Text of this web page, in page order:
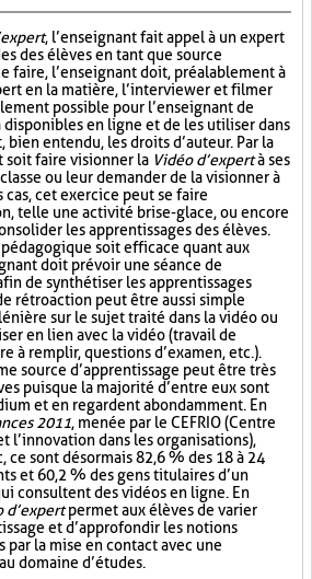
, l’enseignant fait appel à un expert
des élèves en tant que source
faire, l’enseignant doit, préalablement à
en la matière, l’interviewer et filmer
possible pour l’enseignant de
en ligne et de les utiliser dans
bien entendu, les droits d’auteur. Par la
soit faire visionner la Vidéo d’expertà ses
ou leur demander de la visionner à
cas, cet exercice peut se faire
telle une activité brise-glace, ou encore
les apprentissages des élèves.
soit efficace quant aux
doit prévoir une séance de
de synthétiser les apprentissages
rétroaction peut être aussi simple
sur le sujet traité dans la vidéo ou
en lien avec la vidéo (travail de
à remplir, questions d’examen, etc.).
source d’apprentissage peut être très
puisque la majorité d’entre eux sont
et en regardent abondamment. En
2011, menée par le CEFRIO (Centre
l’innovation dans les organisations),
ce sont désormais 82,6 % des 18 à 24
et 60,2 % des gens titulaires d’un
consultent des vidéos en ligne. En
d’expertpermet aux élèves de varier
et d’approfondir les notions
par la mise en contact avec une
domaine d’études.